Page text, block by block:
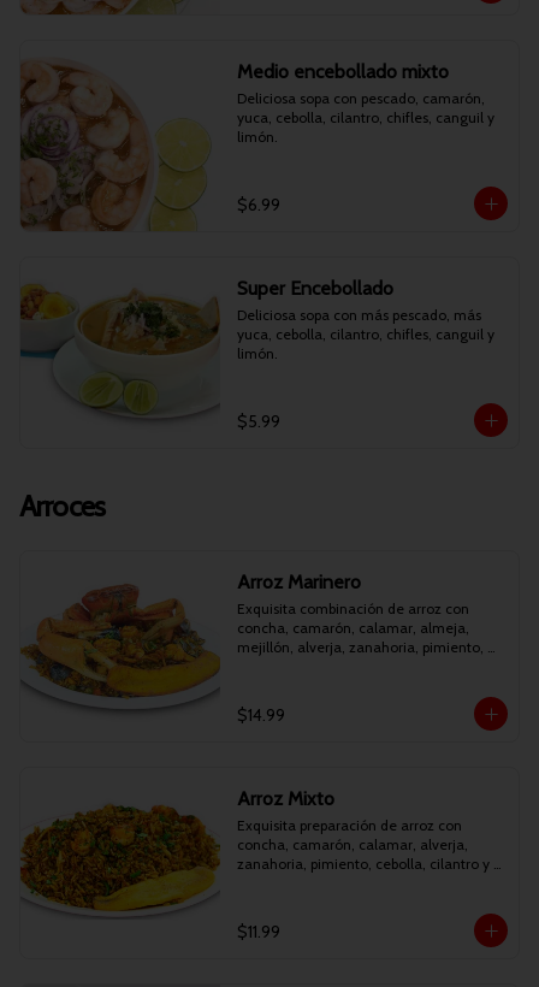
Medio encebollado mixto
Deliciosa sopa con pescado, camarón,
yuca, cebolla, cilantro, chifles, canguil y
limón.
$6.99
Super Encebollado
Deliciosa sopa con más pescado, más
yuca, cebolla, cilantro, chifles, canguil y
limón.
$5.99
Arroces
Arroz Marinero
Exquisita combinación de arroz con
concha, camarón, calamar, almeja,
mejillón, alverja, zanahoria, pimiento,
$14.99
Arroz Mixto
Exquisita preparación de arroz con
concha, camarón, calamar, alverja,
zanahoria, pimiento, cebolla, cilantro y
$11.99